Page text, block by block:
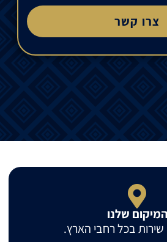
צרו קשר
המיקום שלנו
שירות בכל רחבי הארץ.